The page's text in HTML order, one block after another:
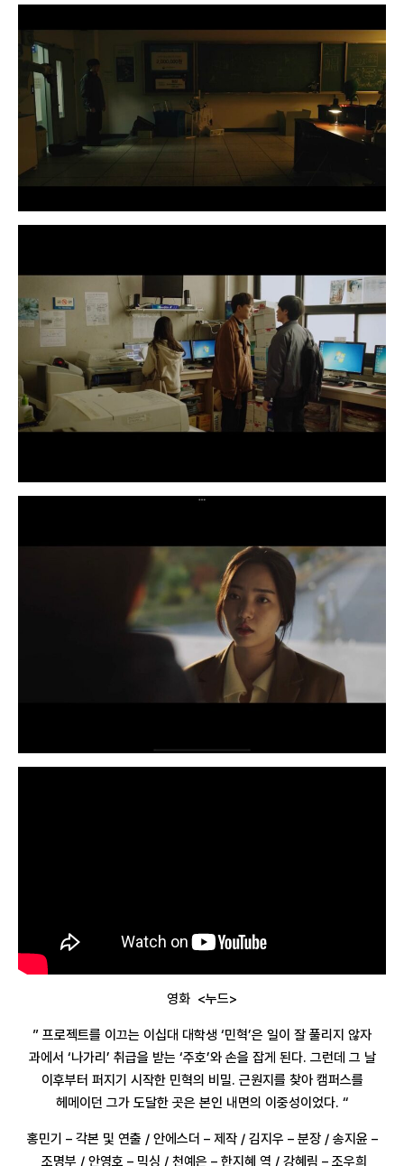
영화 <누드>
” 프로젝트를 이끄는 이십대 대학생 ‘민혁’은 일이 잘 풀리지 않자
과에서 ‘나가리’ 취급을 받는 ‘주호’와 손을 잡게 된다. 그런데 그 날
이후부터 퍼지기 시작한 민혁의 비밀. 근원지를 찾아 캠퍼스를
헤메이던 그가 도달한 곳은 본인 내면의 이중성이었다. “
홍민기 – 각본 및 연출 / 안에스더 – 제작 / 김지우 – 분장 / 송지윤 –
조명부 / 안영호 – 믹싱 / 천예은 – 한지혜 역 / 강혜림 – 조우희